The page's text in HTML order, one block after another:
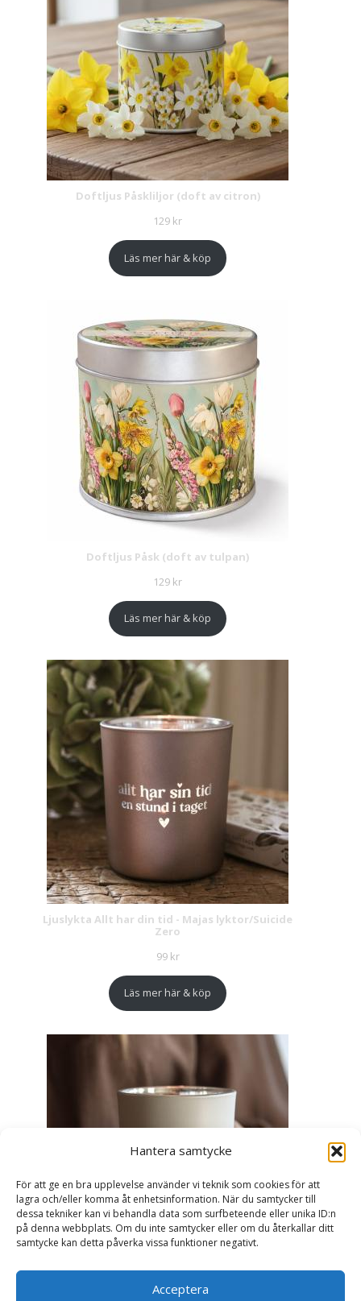
Hantera samtycke
För att ge en bra upplevelse använder vi teknik som cookies för att
lagra och/eller komma åt enhetsinformation. När du samtycker till
dessa tekniker kan vi behandla data som surfbeteende eller unika ID:n
på denna webbplats. Om du inte samtycker eller om du återkallar ditt
samtycke kan detta påverka vissa funktioner negativt.
Acceptera
Doftljus Påskliljor (doft av citron)
129 kr
Läs mer här & köp
Doftljus Påsk (doft av tulpan)
129 kr
Läs mer här & köp
Ljuslykta Allt har din tid - Majas lyktor/Suicide
Zero
99 kr
Läs mer här & köp
Ljuslykta Älskade Farmor - Majas lyktor/